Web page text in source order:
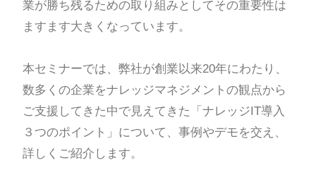
業が勝ち残るための取り組みとしてその重要性は
ますます大きくなっています。
本セミナーでは、弊社が創業以来20年にわたり、
数多くの企業をナレッジマネジメントの観点から
ご支援してきた中で見えてきた「ナレッジIT導入
３つのポイント」について、事例やデモを交え、
詳しくご紹介します。